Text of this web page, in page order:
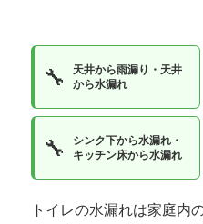
🔧
天井から雨漏り・天井
から水漏れ
🔧
シンク下から水漏れ・
キッチン床から水漏れ
トイレの水漏れは家庭内